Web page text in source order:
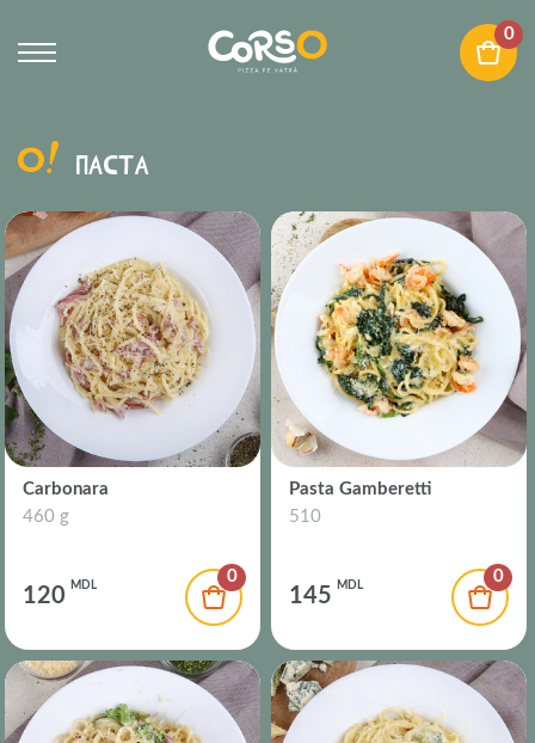
0
ПАСТA
Carbonara
460 g
120 MDL 0
Pasta Gamberetti
510
145 MDL 0